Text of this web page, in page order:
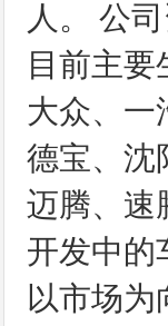
人。 公
目前主
大众、一
德宝、沈
迈腾、速
开发中的
以市场